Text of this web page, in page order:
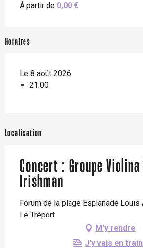
À partir de 0,00 €
Horaires
Le 8 août 2026
21:00
Localisation
Concert : Groupe Violina
Irishman
Forum de la plage Esplanade Louis
Le Tréport
M'y rendre
J'y vais en